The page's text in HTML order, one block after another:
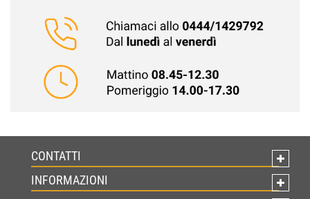
CONTATTI
INFORMAZIONI